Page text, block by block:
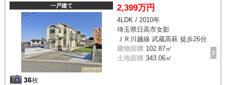
一戸建て
36枚
2,399万円
4LDK / 2010年
埼玉県日高市女影
ＪＲ川越線 武蔵高萩 徒歩26分
建物面積 102.87㎡
土地面積 343.06㎡